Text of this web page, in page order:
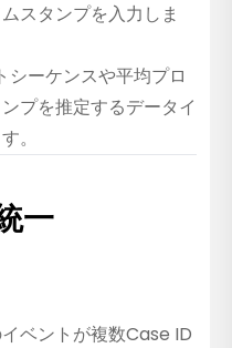
スタンプを入力しま
シーケンスや平均プロ
プを推定するデータイ
。
一
ベントが複数Case ID